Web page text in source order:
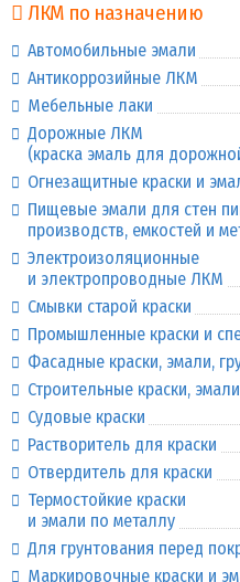
ЛКМ по назначению
Автомобильные эмали
Антикоррозийные ЛКМ
Мебельные лаки
Дорожные ЛКМ
(краска эмаль для
Огнезащитные краски и
Пищевые эмали для стен
производств, емкостей и
Электроизоляционные
и электропроводные ЛКМ
Смывки старой краски
Промышленные краски и
Фасадные краски, эмали,
Строительные краски,
Судовые краски
Растворитель для краски
Отвердитель для краски
Термостойкие краски
и эмали по металлу
Для грунтования перед
Маркировочные краски и